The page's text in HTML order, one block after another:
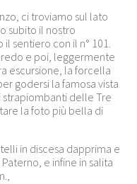
ci troviamo sul lato
subito il nostro
sentiero con il n° 101.
e poi, leggermente
escursione, la forcella
godersi la famosa vista
delle Tre
la foto più bella di
in discesa dapprima e
e infine in salita